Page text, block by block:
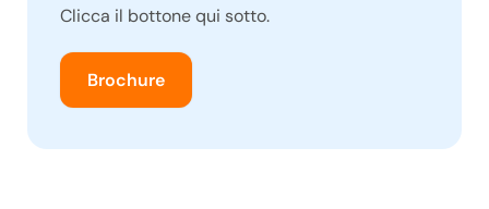
Clicca il bottone qui sotto.
Brochure